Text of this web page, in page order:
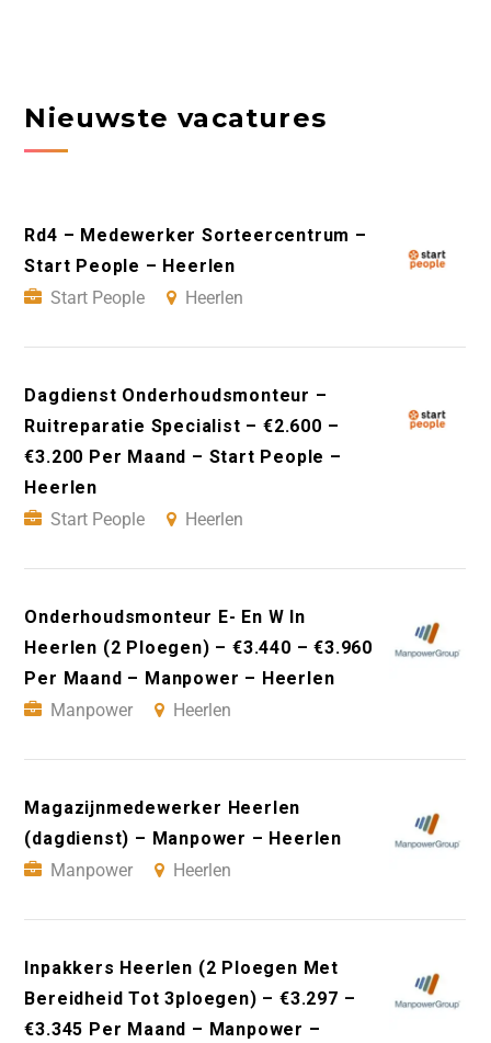
Nieuwste vacatures
Rd4 – Medewerker Sorteercentrum –
Start People – Heerlen
Start People
Heerlen
Dagdienst Onderhoudsmonteur –
Ruitreparatie Specialist – €2.600 –
€3.200 Per Maand – Start People –
Heerlen
Start People
Heerlen
Onderhoudsmonteur E- En W In
Heerlen (2 Ploegen) – €3.440 – €3.960
Per Maand – Manpower – Heerlen
Manpower
Heerlen
Magazijnmedewerker Heerlen
(dagdienst) – Manpower – Heerlen
Manpower
Heerlen
Inpakkers Heerlen (2 Ploegen Met
Bereidheid Tot 3ploegen) – €3.297 –
€3.345 Per Maand – Manpower –